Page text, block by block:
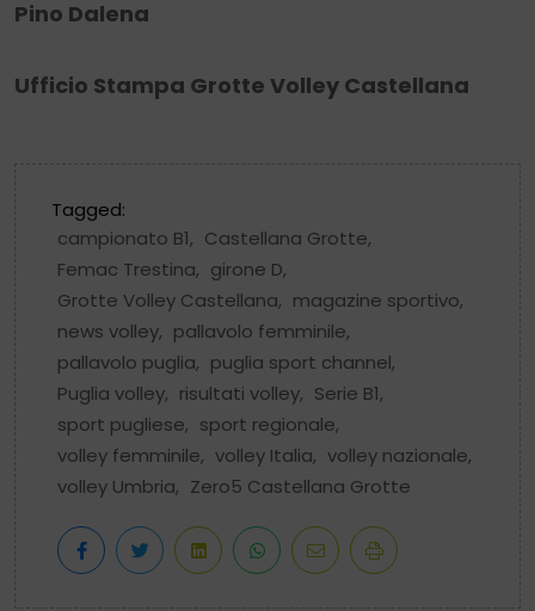
Pino Dalena
Ufficio Stampa Grotte Volley Castellana
Tagged:
campionato B1, Castellana Grotte,
Femac Trestina, girone D,
Grotte Volley Castellana, magazine sportivo,
news volley, pallavolo femminile,
pallavolo puglia, puglia sport channel,
Puglia volley, risultati volley, Serie B1,
sport pugliese, sport regionale,
volley femminile, volley Italia, volley nazionale,
volley Umbria, Zero5 Castellana Grotte